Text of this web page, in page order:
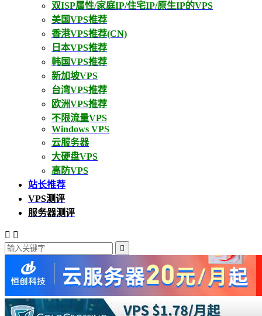
双ISP属性/家庭IP/住宅IP/原生IP的VPS
美国VPS推荐
香港VPS推荐(CN)
日本VPS推荐
韩国VPS推荐
新加坡VPS
台湾VPS推荐
欧洲VPS推荐
不限流量VPS
Windows VPS
云服务器
大硬盘VPS
高防VPS
站长推荐
VPS测评
服务器测评
 
